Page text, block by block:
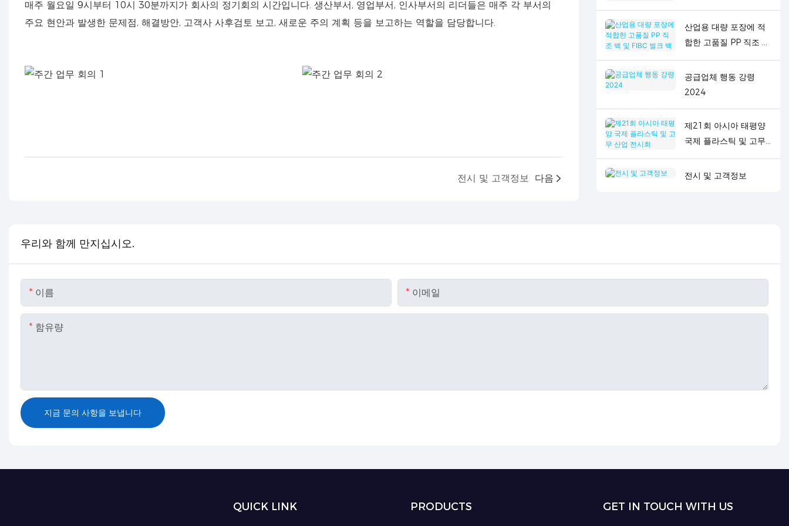
매주 월요일 9시부터 10시 30분까지가 회사의 정기회의 시간입니다. 생산부서, 영업부서, 인사부서의 리더들은 매주 각 부서의
주요 현안과 발생한 문제점, 해결방안, 고객사 사후검토 보고, 새로운 주의 계획 등을 보고하는 역할을 담당합니다.
전시 및 고객정보 다음
산업용 대량 포장에 적
합한 고품질 PP 직조 백
및 FIBC 벌크 백
공급업체 행동 강령
2024
제21회 아시아 태평양
국제 플라스틱 및 고무
산업 전시회
전시 및 고객정보
우리와 함께 만지십시오.
이름 이메일
함유량
지금 문의 사항을 보냅니다
QUICK LINK PRODUCTS GET IN TOUCH WITH US